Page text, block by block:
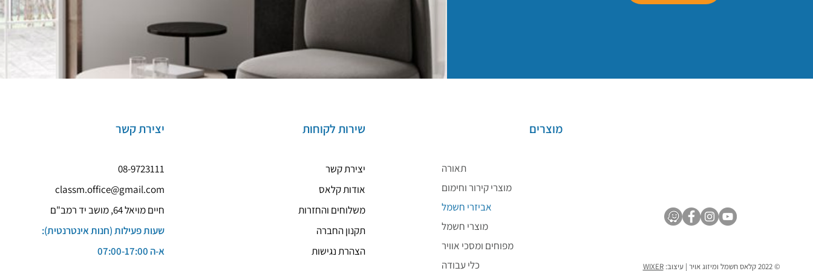
יצירת קשר
08-9723111
classm.office@gmail.com
חיים מויאל 64, מושב יד רמב"ם
שעות פעילות (חנות אינטרנטית):
א-ה 07:00-17:00
שירות לקוחות
יצירת קשר
אודות קלאס
משלוחים והחזרות
תקנון החברה
הצהרת נגישות
מוצרים
תאורה
מוצרי קירור וחימום
אביזרי חשמל
מוצרי חשמל
מפוחים ומסכי אוויר
כלי עבודה
© 2022 קלאס חשמל ומיזוג אויר | עיצוב: WIXER